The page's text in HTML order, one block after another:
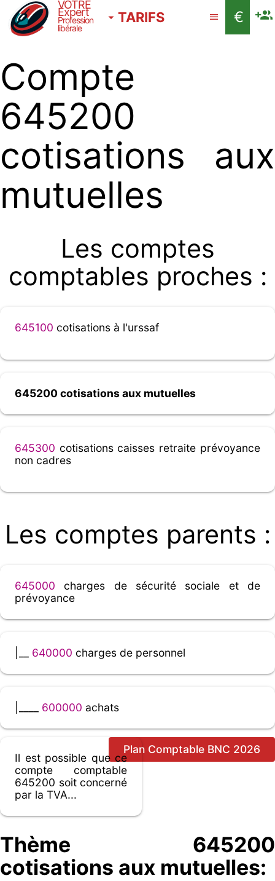
VOTRE
Expert
Profession
libérale
TARIFS €
Compte
645200
cotisations aux
mutuelles
Les comptes
comptables proches :
645100 cotisations à l'urssaf
645200 cotisations aux mutuelles
645300 cotisations caisses retraite prévoyance
non cadres
Les comptes parents :
645000 charges de sécurité sociale et de
prévoyance
640000 charges de personnel
600000 achats
Plan Comptable BNC 2026
Il est possible que ce
compte comptable
645200 soit concerné
par la TVA...
Thème 645200
cotisations aux mutuelles: